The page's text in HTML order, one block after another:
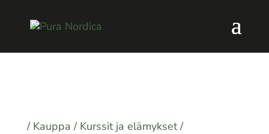
/ Kauppa / Kurssit ja elämykset/